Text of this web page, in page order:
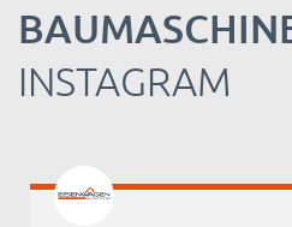
INSTAGRAM